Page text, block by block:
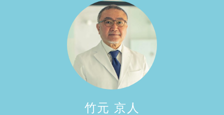
竹元 京人